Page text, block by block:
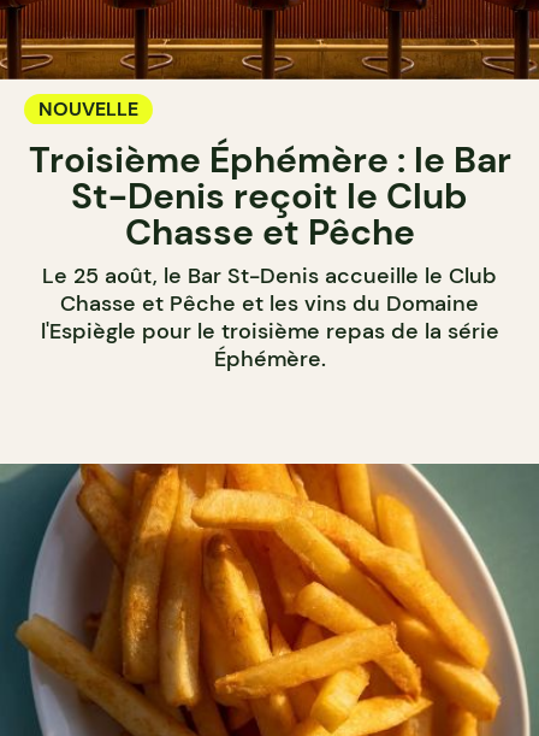
NOUVELLE
Troisième Éphémère : le Bar
St-Denis reçoit le Club
Chasse et Pêche
Le 25 août, le Bar St-Denis accueille le Club
Chasse et Pêche et les vins du Domaine
l'Espiègle pour le troisième repas de la série
Éphémère.